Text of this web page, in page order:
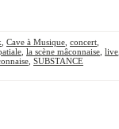
Cave à Musique concert
la scène mâconnaise live
SUBSTANCE